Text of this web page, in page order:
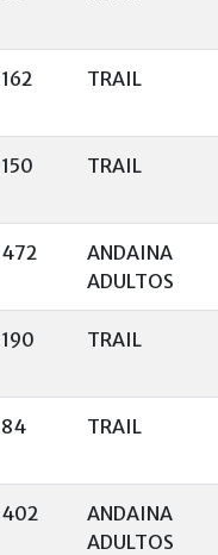
162 TRAIL
150 TRAIL
472
ANDAINA
ADULTOS
190 TRAIL
84 TRAIL
402
ANDAINA
ADULTOS